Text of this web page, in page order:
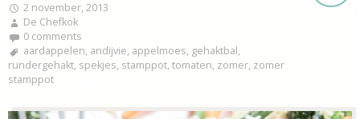
2 november, 2013
De Chefkok
0 comments
aardappelen, andijvie, appelmoes, gehaktbal,
rundergehakt, spekjes, stamppot, tomaten, zomer, zomer
stamppot